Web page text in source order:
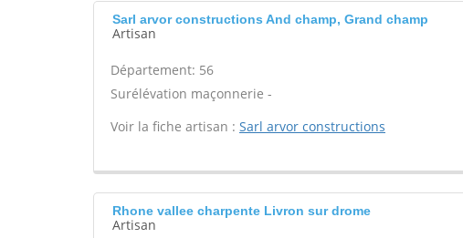
Sarl arvor constructions And champ, Grand champ
Artisan
Département: 56
Surélévation maçonnerie -
Voir la fiche artisan : Sarl arvor constructions
Rhone vallee charpente Livron sur drome
Artisan